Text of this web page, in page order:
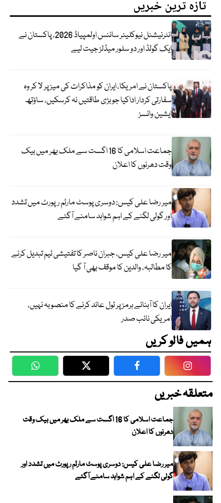
تازہ ترین خبریں
انٹرنیشنل نیوکلیئر سائنس اولمپیاڈ 2026، پاکستان نے
ایک گولڈ اور دو سلور میڈلز جیت لیے
پاکستان نے امریکا، ایران کو مذاکرات کی میز پر لا کر وہ
سفارتی کردار اداکیا جو بڑی طاقتیں نہ کرسکیں، ساؤتھ
ایشین وائسز
جماعت اسلامی کا 16 اگست سے ملک بھر میں بیک
وقت دھرنوں کا اعلان
میر رضا علی کیس: دوسری پوسٹ مارٹم رپورٹ میں تشدد
اور گولی لگنے کے اہم شواہد سامنے آگئے
میر رضا علی کیس، جبران ناصر کا تفتیشی ٹیم تبدیل کرنے
کا مطالبہ، والدین کا موقف بھی آ گیا
ایران کا آبنائے ہرمز پر ٹول عائد کرنے کا منصوبہ نہیں،
امریکی نائب صدر
ہمیں فالو کریں
WhatsApp Twitter Facebook
متعلقہ خبریں
جماعت اسلامی کا 16 اگست سے ملک بھر میں بیک وقت
دھرنوں کا اعلان
میر رضا علی کیس: دوسری پوسٹ مارٹم رپورٹ میں تشدد اور
گولی لگنے کے اہم شواہد سامنے آگئے